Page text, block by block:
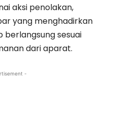
aksi penolakan,
yang menghadirkan
berlangsung sesuai
dari aparat.
-